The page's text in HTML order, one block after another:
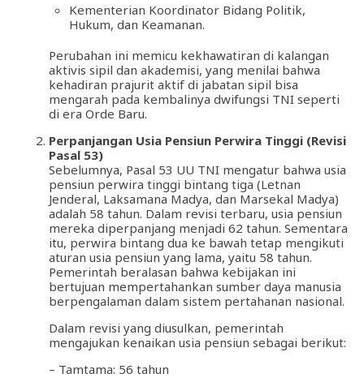
Kementerian Koordinator Bidang Politik,
Hukum, dan Keamanan.
Perubahan ini memicu kekhawatiran di kalangan
aktivis sipil dan akademisi, yang menilai bahwa
kehadiran prajurit aktif di jabatan sipil bisa
mengarah pada kembalinya dwifungsi TNI seperti
di era Orde Baru.
Perpanjangan Usia Pensiun Perwira Tinggi (Revisi
Pasal 53)
Sebelumnya, Pasal 53 UU TNI mengatur bahwa usia
pensiun perwira tinggi bintang tiga (Letnan
Jenderal, Laksamana Madya, dan Marsekal Madya)
adalah 58 tahun. Dalam revisi terbaru, usia pensiun
mereka diperpanjang menjadi 62 tahun. Sementara
itu, perwira bintang dua ke bawah tetap mengikuti
aturan usia pensiun yang lama, yaitu 58 tahun.
Pemerintah beralasan bahwa kebijakan ini
bertujuan mempertahankan sumber daya manusia
berpengalaman dalam sistem pertahanan nasional.
Dalam revisi yang diusulkan, pemerintah
mengajukan kenaikan usia pensiun sebagai berikut:
– Tamtama: 56 tahun